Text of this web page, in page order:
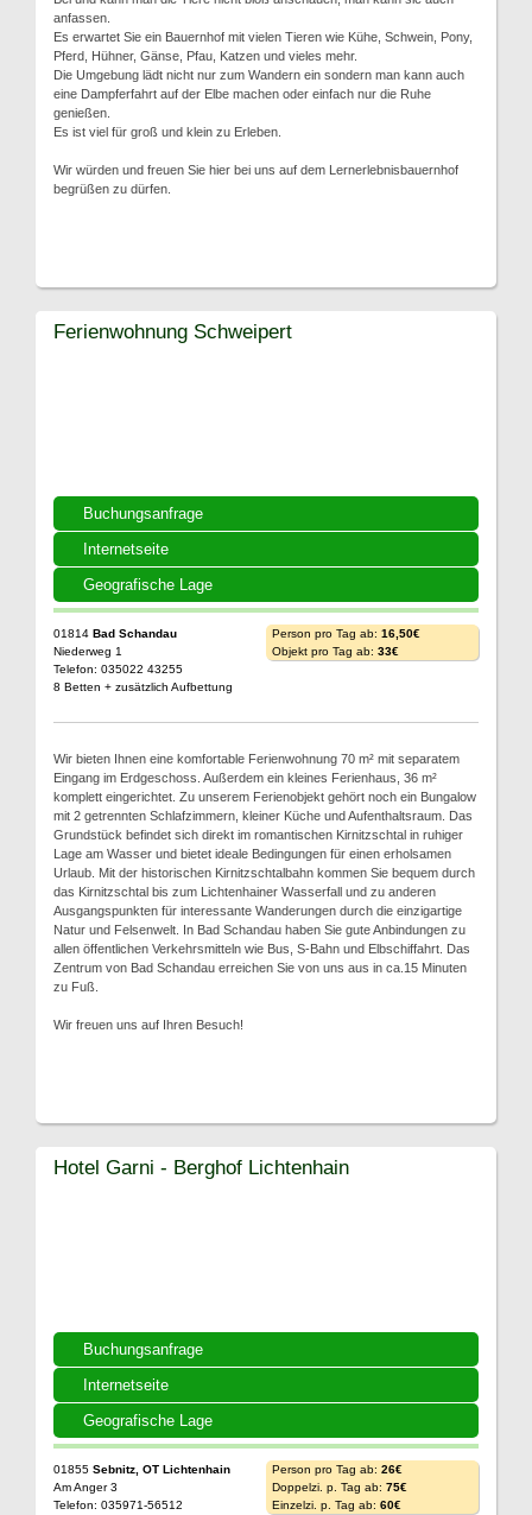
anfassen.
Es erwartet Sie ein Bauernhof mit vielen Tieren wie Kühe, Schwein, Pony,
Pferd, Hühner, Gänse, Pfau, Katzen und vieles mehr.
Die Umgebung lädt nicht nur zum Wandern ein sondern man kann auch
eine Dampferfahrt auf der Elbe machen oder einfach nur die Ruhe
genießen.
Es ist viel für groß und klein zu Erleben.
Wir würden und freuen Sie hier bei uns auf dem Lernerlebnisbauernhof
begrüßen zu dürfen.
Buchungsanfrage
Internetseite
Geografische Lage
Ferienwohnung Schweipert
01814 Bad Schandau
Niederweg 1
Telefon: 035022 43255
8 Betten + zusätzlich Aufbettung
Person pro Tag ab: 16,50€
Objekt pro Tag ab: 33€
Wir bieten Ihnen eine komfortable Ferienwohnung 70 m² mit separatem
Eingang im Erdgeschoss. Außerdem ein kleines Ferienhaus, 36 m²
komplett eingerichtet. Zu unserem Ferienobjekt gehört noch ein Bungalow
mit 2 getrennten Schlafzimmern, kleiner Küche und Aufenthaltsraum. Das
Grundstück befindet sich direkt im romantischen Kirnitzschtal in ruhiger
Lage am Wasser und bietet ideale Bedingungen für einen erholsamen
Urlaub. Mit der historischen Kirnitzschtalbahn kommen Sie bequem durch
das Kirnitzschtal bis zum Lichtenhainer Wasserfall und zu anderen
Ausgangspunkten für interessante Wanderungen durch die einzigartige
Natur und Felsenwelt. In Bad Schandau haben Sie gute Anbindungen zu
allen öffentlichen Verkehrsmitteln wie Bus, S-Bahn und Elbschiffahrt. Das
Zentrum von Bad Schandau erreichen Sie von uns aus in ca.15 Minuten
zu Fuß.
Wir freuen uns auf Ihren Besuch!
Buchungsanfrage
Internetseite
Geografische Lage
Hotel Garni - Berghof Lichtenhain
01855 Sebnitz, OT Lichtenhain
Am Anger 3
Telefon: 035971-56512
Person pro Tag ab: 26€
Doppelzi. p. Tag ab: 75€
Einzelzi. p. Tag ab: 60€